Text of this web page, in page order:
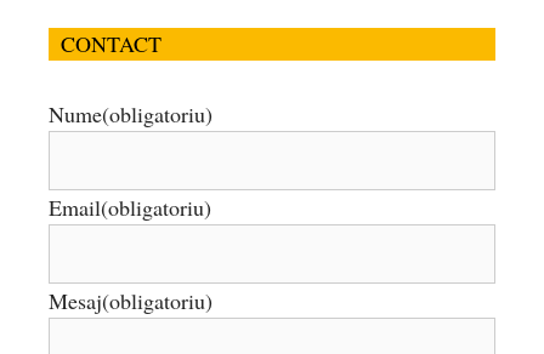
CONTACT
Nume(obligatoriu)
Email(obligatoriu)
Mesaj(obligatoriu)